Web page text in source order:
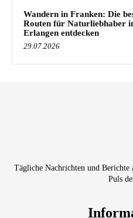
Wandern in Franken: Die
Routen für Naturliebhaber
Erlangen entdecken
29.07.2026
Tägliche Nachrichten und Berichte
Puls